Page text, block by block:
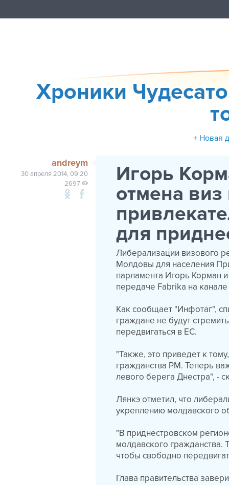
Хроники
+ Новая
andreym
30 апреля 2014, 09:20
2697
Игорь
отмена
для
Либерализации визового
Молдовы для населения
парламента Игорь Корман
передаче Fabrika на
Как сообщает "Инфотаг",
граждане не будут
передвигаться в ЕС.
"Также, это приведет к
гражданства РМ. Теперь
левого берега Днестра", -
Лянкэ отметил, что
укреплению молдавского
"В приднестровском
молдавского гражданства.
чтобы свободно
Глава правительства